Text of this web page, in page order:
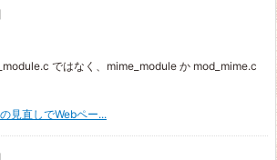
ではなく、mime_module か mod_mime.c
見直しでWebペー...